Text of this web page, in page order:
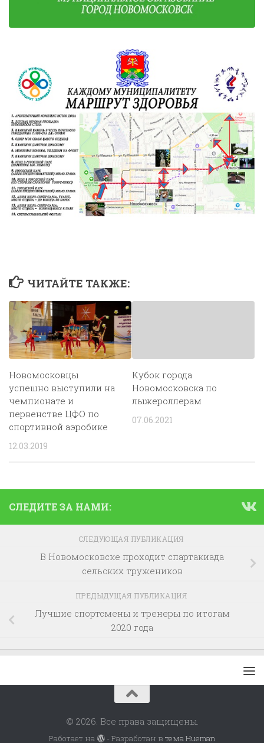
ЧИТАЙТЕ ТАКЖЕ:
Новомосковцы
успешно выступили на
чемпионате и
первенстве ЦФО по
спортивной аэробике
12.03.2019
Кубок города
Новомосковска по
лыжероллерам
07.06.2021
СЛЕДИТЕ ЗА НАМИ:
СЛЕДУЮЩАЯ ПУБЛИКАЦИЯ
В Новомосковске проходит спартакиада
сельских тружеников
ПРЕДЫДУЩАЯ ПУБЛИКАЦИЯ
Лучшие спортсмены и тренеры по итогам
2020 года
© 2026. Все права защищены.
Работает на - Разработан в тема Hueman